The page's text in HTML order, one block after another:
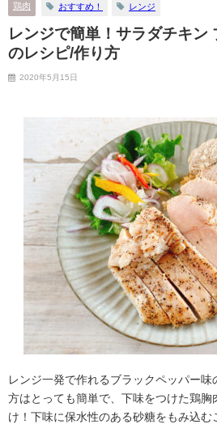
鶏肉 おすすめ！ レンジ
レンジで簡単！サラダチキン
のレシピ/作り方
2020年5月15日
レンジ一発で作れるブラックペッパー味
方はとっても簡単で、下味をつけた鶏胸
け！下味に保水性のある砂糖をもみ込む